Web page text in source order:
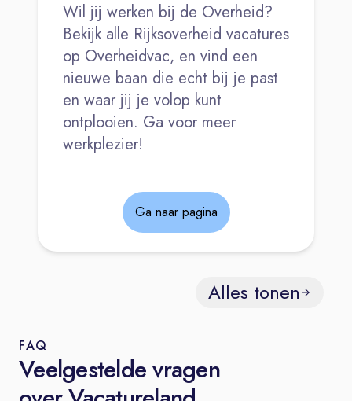
Wil jij werken bij de Overheid?
Bekijk alle Rijksoverheid vacatures
op Overheidvac, en vind een
nieuwe baan die echt bij je past
en waar jij je volop kunt
ontplooien. Ga voor meer
werkplezier!
Ga naar pagina
Alles tonen
FAQ
Veelgestelde vragen